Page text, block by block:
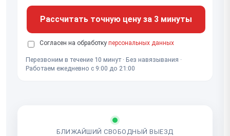
Рассчитать точную цену за 3 минуты
Согласен на обработку персональных данных
Перезвоним в течение 10 минут · Без навязывания ·
Работаем ежедневно с 9:00 до 21:00
БЛИЖАЙШИЙ СВОБОДНЫЙ ВЫЕЗД